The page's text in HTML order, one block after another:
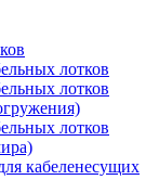
лотков
лотков
лотков
кабеленесущих